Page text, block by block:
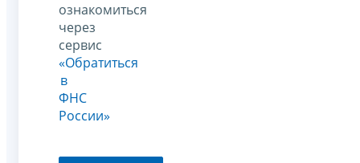
ознакомиться
через
сервис
«Обратиться
в
ФНС
России»